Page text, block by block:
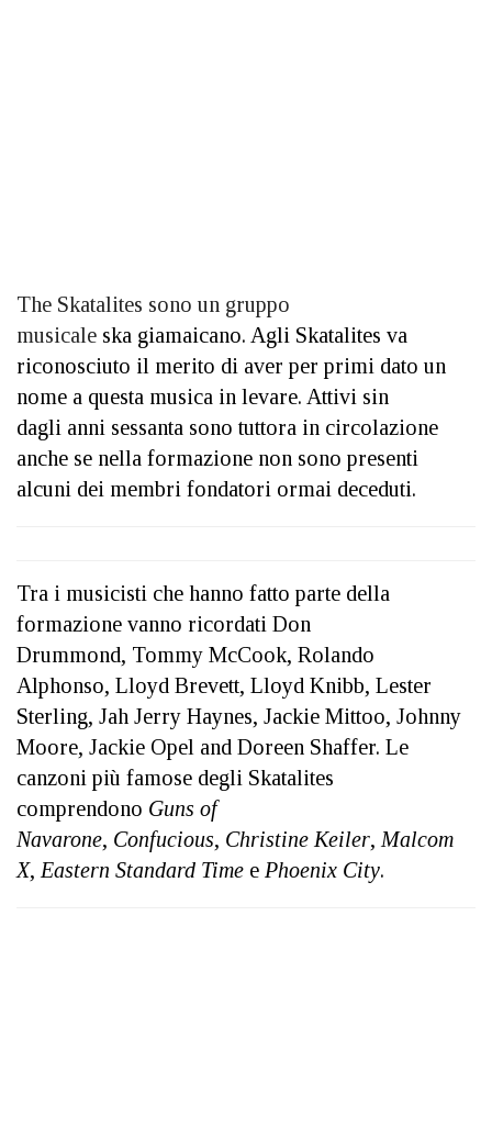
The Skatalites sono un gruppo
musicale ska giamaicano. Agli Skatalites va
riconosciuto il merito di aver per primi dato un
nome a questa musica in levare. Attivi sin
dagli anni sessanta sono tuttora in circolazione
anche se nella formazione non sono presenti
alcuni dei membri fondatori ormai deceduti.
Tra i musicisti che hanno fatto parte della
formazione vanno ricordati Don
Drummond, Tommy McCook, Rolando
Alphonso, Lloyd Brevett, Lloyd Knibb, Lester
Sterling, Jah Jerry Haynes, Jackie Mittoo, Johnny
Moore, Jackie Opel and Doreen Shaffer. Le
canzoni più famose degli Skatalites
comprendono Guns of
Navarone, Confucious, Christine Keiler, Malcom
X, Eastern Standard Time e Phoenix City.